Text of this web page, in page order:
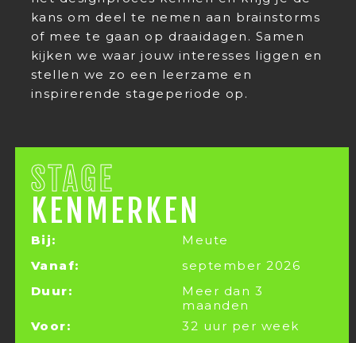
kans om deel te nemen aan brainstorms
of mee te gaan op draaidagen. Samen
kijken we waar jouw interesses liggen en
stellen we zo een leerzame en
inspirerende stageperiode op.
STAGE
KENMERKEN
Bij:
Meute
Vanaf:
september 2026
Duur:
Meer dan 3
maanden
Voor:
32 uur per week